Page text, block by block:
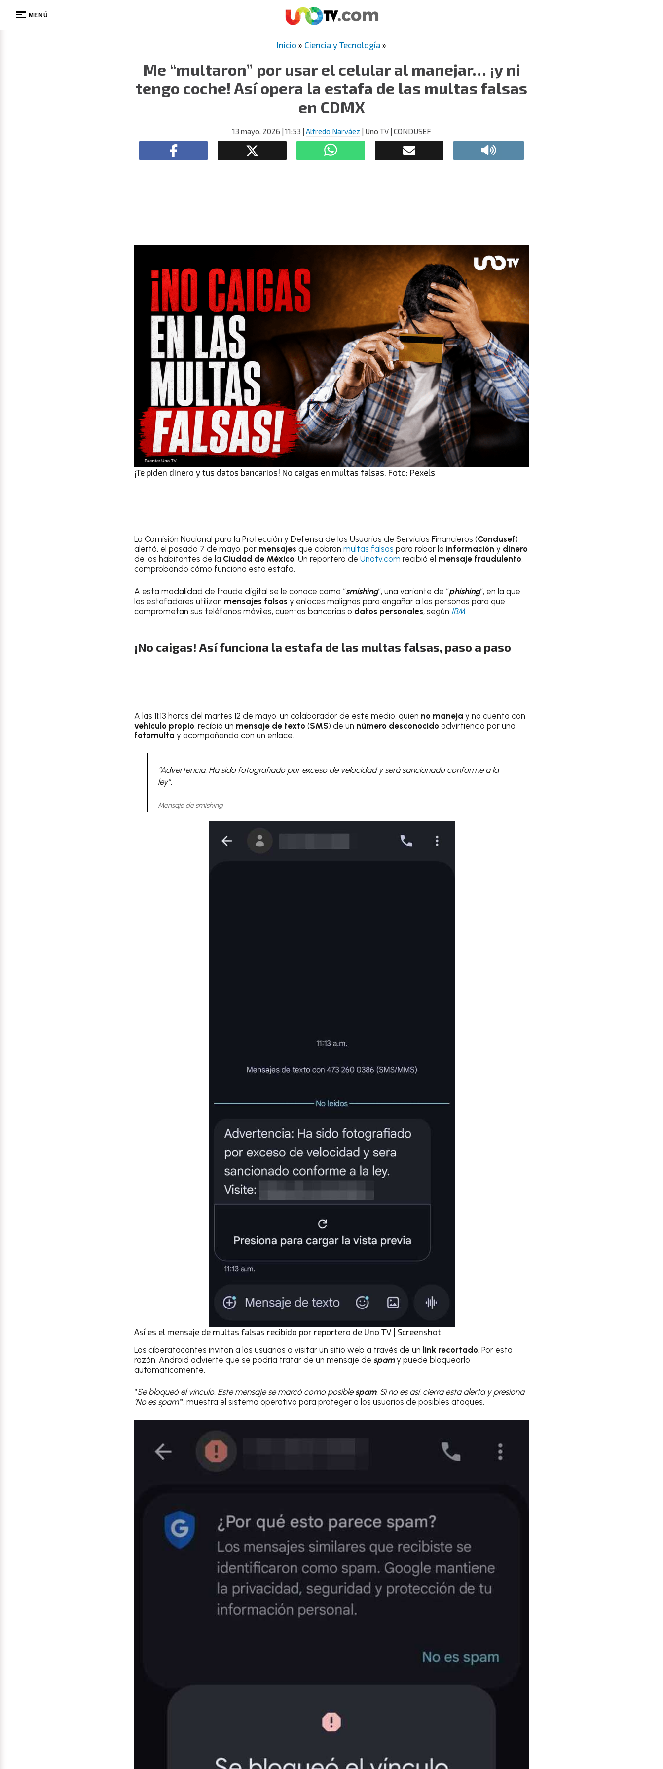
MENÚ
Inicio » Ciencia y Tecnología »
Me “multaron” por usar el celular al manejar… ¡y ni
tengo coche! Así opera la estafa de las multas falsas
en CDMX
13 mayo, 2026 | 11:53 | Alfredo Narváez | Uno TV | CONDUSEF
¡Te piden dinero y tus datos bancarios! No caigas en multas falsas. Foto: Pexels
La Comisión Nacional para la Protección y Defensa de los Usuarios de Servicios Financieros (Condusef)
alertó, el pasado 7 de mayo, por mensajes que cobran multas falsas para robar la información y dinero
de los habitantes de la Ciudad de México. Un reportero de Unotv.com recibió el mensaje fraudulento,
comprobando cómo funciona esta estafa.
A esta modalidad de fraude digital se le conoce como “smishing“, una variante de “phishing“, en la que
los estafadores utilizan mensajes falsos y enlaces malignos para engañar a las personas para que
comprometan sus teléfonos móviles, cuentas bancarias o datos personales, según IBM.
¡No caigas! Así funciona la estafa de las multas falsas, paso a paso
A las 11:13 horas del martes 12 de mayo, un colaborador de este medio, quien no maneja y no cuenta con
vehículo propio, recibió un mensaje de texto (SMS) de un número desconocido advirtiendo por una
fotomulta y acompañando con un enlace.
“Advertencia: Ha sido fotografiado por exceso de velocidad y será sancionado conforme a la
ley”.
Mensaje de smishing
Así es el mensaje de multas falsas recibido por reportero de Uno TV | Screenshot
Los ciberatacantes invitan a los usuarios a visitar un sitio web a través de un link recortado. Por esta
razón, Android advierte que se podría tratar de un mensaje de spamy puede bloquearlo
automáticamente.
“Se bloqueó el vínculo. Este mensaje se marcó como posiblespam. Si no es así, cierra esta alerta y presiona
‘No es spam’“, muestra el sistema operativo para proteger a los usuarios de posibles ataques.